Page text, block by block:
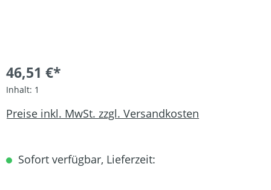
46,51 €*
Inhalt: 1
Preise inkl. MwSt. zzgl. Versandkosten
Sofort verfügbar, Lieferzeit: